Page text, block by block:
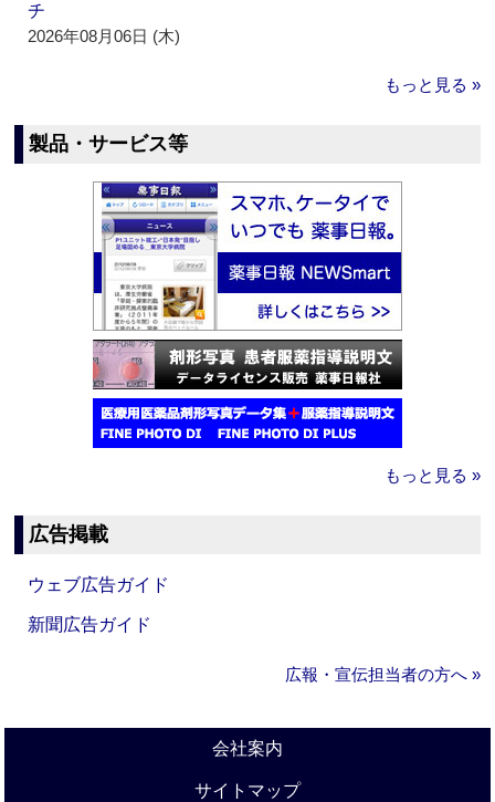
チ
2026年08月06日 (木)
もっと見る »
製品・サービス等
もっと見る »
広告掲載
ウェブ広告ガイド
新聞広告ガイド
広報・宣伝担当者の方へ »
会社案内
サイトマップ